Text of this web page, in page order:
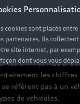
carburant et les
d'essai plus
le NEDC. Par
entraîner des
chiffres NEDC.
les
réfèrent pas à un
de véhicules.
cookies sont placés
partenaires. Ils
site internet, par
dont vous vous
un contenu
annonce publicitaire